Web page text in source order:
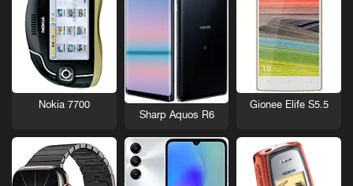
Gionee Elife S5.5
Sharp Aquos R6
Nokia 7700